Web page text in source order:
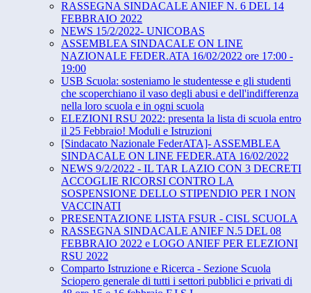
RASSEGNA SINDACALE ANIEF N. 6 DEL 14
FEBBRAIO 2022
NEWS 15/2/2022- UNICOBAS
ASSEMBLEA SINDACALE ON LINE
NAZIONALE FEDER.ATA 16/02/2022 ore 17:00 -
19:00
USB Scuola: sosteniamo le studentesse e gli studenti
che scoperchiano il vaso degli abusi e dell'indifferenza
nella loro scuola e in ogni scuola
ELEZIONI RSU 2022: presenta la lista di scuola entro
il 25 Febbraio! Moduli e Istruzioni
[Sindacato Nazionale FederATA]- ASSEMBLEA
SINDACALE ON LINE FEDER.ATA 16/02/2022
NEWS 9/2/2022 - IL TAR LAZIO CON 3 DECRETI
ACCOGLIE RICORSI CONTRO LA
SOSPENSIONE DELLO STIPENDIO PER I NON
VACCINATI
PRESENTAZIONE LISTA FSUR - CISL SCUOLA
RASSEGNA SINDACALE ANIEF N.5 DEL 08
FEBBRAIO 2022 e LOGO ANIEF PER ELEZIONI
RSU 2022
Comparto Istruzione e Ricerca - Sezione Scuola
Sciopero generale di tutti i settori pubblici e privati di